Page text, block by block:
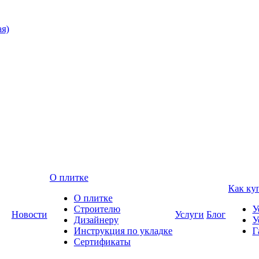
Новости
О плитке
О плитке
Строителю
Дизайнеру
Инструкция по укладке
Сертификаты
Услуги Блог
Как